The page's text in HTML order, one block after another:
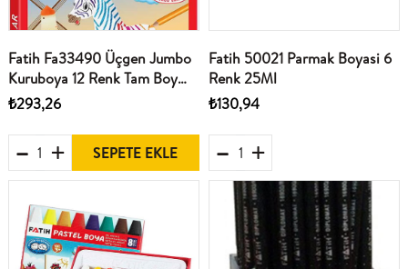
Fatih Fa33490 Üçgen Jumbo
Kuruboya 12 Renk Tam Boy
3,5Mm
₺293,26
SEPETE EKLE
Fatih 50021 Parmak Boyasi 6
Renk 25Ml
₺130,94